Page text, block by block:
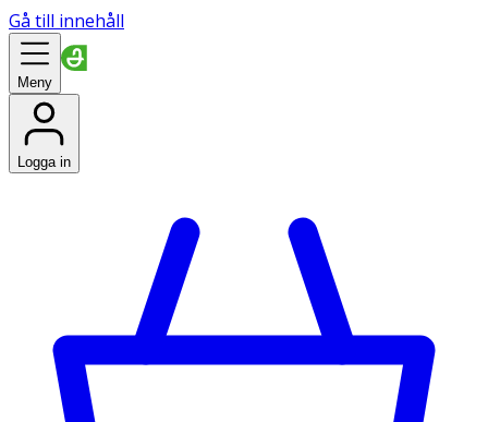
Gå till innehåll
Meny
Logga in